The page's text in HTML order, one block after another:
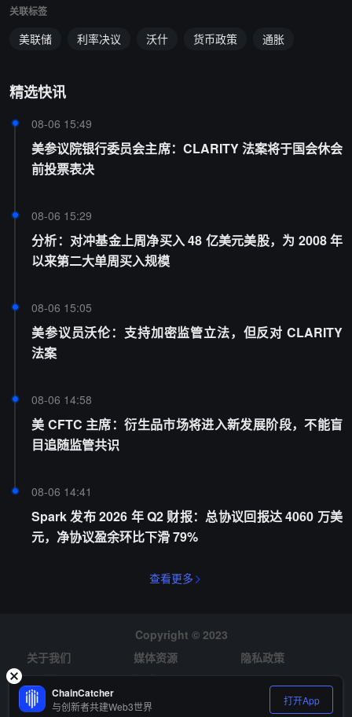
关联标签
美联储 利率决议 沃什 货币政策 通胀
精选快讯
08-06 15:49
美参议院银行委员会主席：CLARITY 法案将于国会休会
前投票表决
08-06 15:29
分析：对冲基金上周净买入 48 亿美元美股，为 2008 年
以来第二大单周买入规模
08-06 15:05
美参议员沃伦：支持加密监管立法，但反对 CLARITY
法案
08-06 14:58
美 CFTC 主席：衍生品市场将进入新发展阶段，不能盲
目追随监管共识
08-06 14:41
Spark 发布 2026 年 Q2 财报：总协议回报达 4060 万美
元，净协议盈余环比下滑 79%
查看更多
Copyright © 2023
关于我们
媒体资源
隐私政策
风险提示
招聘
ChainCatcher
与创新者共建Web3世界 打开App